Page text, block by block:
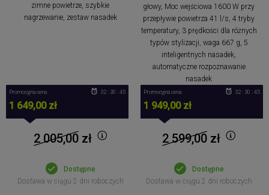
zimne powietrze, szybkie
nagrzewanie, zestaw nasadek
Promocyjna cena
1 649,00 zł
32 : 30 : 44
2 005,00zł
Dostępne
Dostawa w ciągu 2 dni roboczych
głowy, Moc wejściowa 1600 W przy
przepływie powietrza 41 l/s, 4 tryby
temperatury, 3 prędkości dla różnych
typów stylizacji, waga 667 g, 5
inteligentnych nasadek,
automatyczne rozpoznawanie
nasadek
Promocyjna cena
1 949,00 zł
32 : 30 : 44
2 599,00zł
Dostępne
Dostawa w ciągu 2 dni roboczych